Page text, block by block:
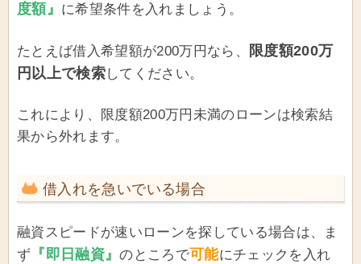
度額』 に希望条件を入れましょう。
たとえば借入希望額が200万円なら、
限度額200万
円以上で検索してください。
これにより、限度額200万円未満のローンは検索結
果から外れます。
借入れを急いでいる場合
融資スピードが速いローンを探している場合は、ま
ず 『即日融資』のところで可能にチェックを入れ